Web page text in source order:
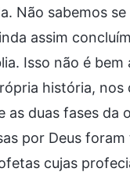
Não sabemos
assim
Isso não é
história,
as duas fases da
por Deus
cujas